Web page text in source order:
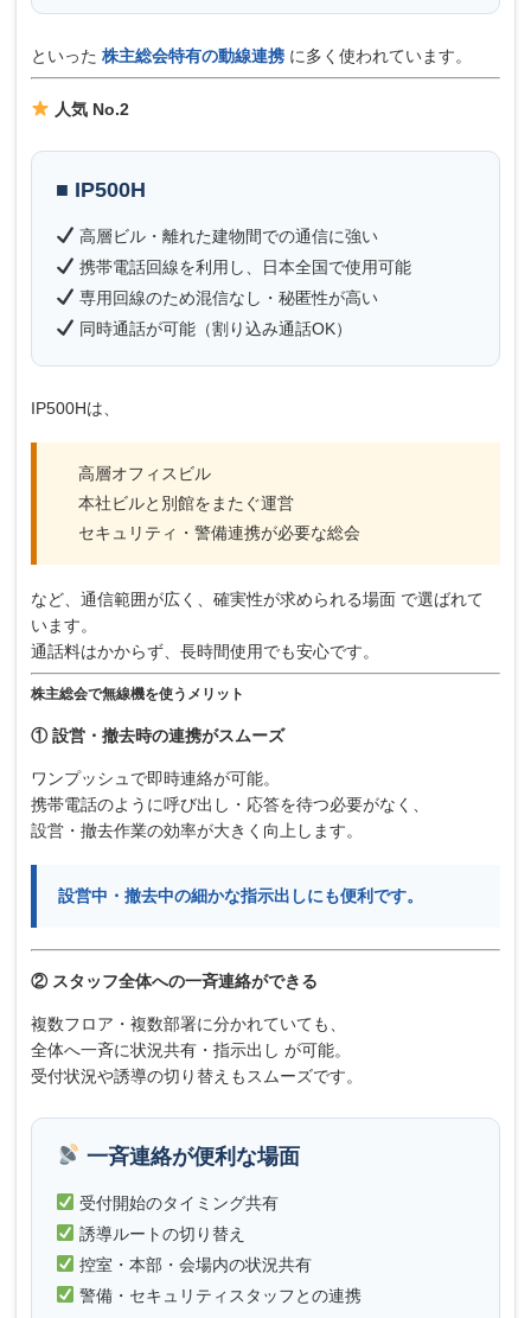
といった株主総会特有の動線連携 に多く使われています。
人気 No.2
■ IP500H
高層ビル・離れた建物間での通信に強い
携帯電話回線を利用し、日本全国で使用可能
専用回線のため混信なし・秘匿性が高い
同時通話が可能（割り込み通話OK）
IP500Hは、
高層オフィスビル
本社ビルと別館をまたぐ運営
セキュリティ・警備連携が必要な総会
など、通信範囲が広く、確実性が求められる場面 で選ばれて
います。
通話料はかからず、長時間使用でも安心です。
株主総会で無線機を使うメリット
① 設営・撤去時の連携がスムーズ
ワンプッシュで即時連絡が可能。
携帯電話のように呼び出し・応答を待つ必要がなく、
設営・撤去作業の効率が大きく向上します。
設営中・撤去中の細かな指示出しにも便利です。
② スタッフ全体への一斉連絡ができる
複数フロア・複数部署に分かれていても、
全体へ一斉に状況共有・指示出し が可能。
受付状況や誘導の切り替えもスムーズです。
一斉連絡が便利な場面
受付開始のタイミング共有
誘導ルートの切り替え
控室・本部・会場内の状況共有
警備・セキュリティスタッフとの連携